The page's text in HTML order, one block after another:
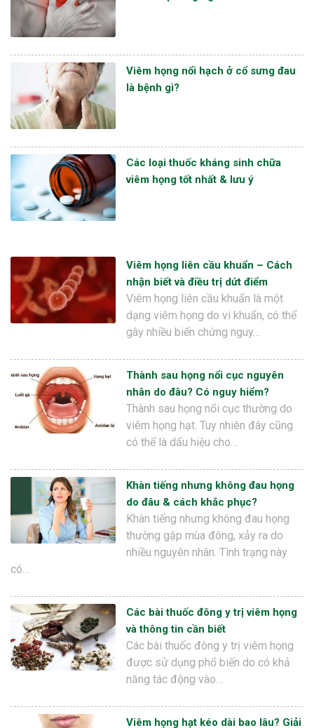
Viêm họng nổi hạch ở cổ sưng đau
là bệnh gì?
Các loại thuốc kháng sinh chữa
viêm họng tốt nhất & lưu ý
Viêm họng liên cầu khuẩn – Cách
nhận biết và điều trị dứt điểm
Viêm họng liên cầu khuẩn là một
dạng viêm họng do vi khuẩn, có thể
gây nhiều biến chứng nguy…
Thành sau họng nổi cục nguyên
nhân do đâu? Có nguy hiểm?
Thành sau họng nổi cục thường do
viêm họng hạt. Tuy nhiên đây cũng
có thể là dấu hiệu cho…
Khàn tiếng nhưng không đau họng
do đâu & cách khắc phục?
Khàn tiếng nhưng không đau họng
thường gặp mùa đông, xảy ra do
nhiều nguyên nhân. Tình trạng này
có…
Các bài thuốc đông y trị viêm họng
và thông tin cần biết
Các bài thuốc đông y trị viêm họng
được sử dụng phổ biến do có khả
năng tác động vào…
Viêm họng hạt kéo dài bao lâu? Giải